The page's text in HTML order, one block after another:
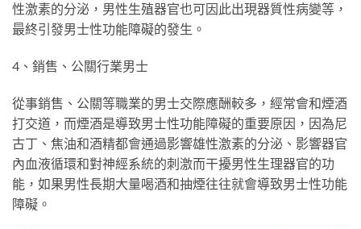
性激素的分泌，男性生殖器官也可因此出現器質性病變等，
最終引發男士性功能障礙的發生。
4、銷售、公關行業男士
從事銷售、公關等職業的男士交際應酬較多，經常會和煙酒
打交道，而煙酒是導致男士性功能障礙的重要原因，因為尼
古丁、焦油和酒精都會通過影響雄性激素的分泌、影響器官
內血液循環和對神經系統的刺激而干擾男性生理器官的功
能，如果男性長期大量喝酒和抽煙往往就會導致男士性功能
障礙。